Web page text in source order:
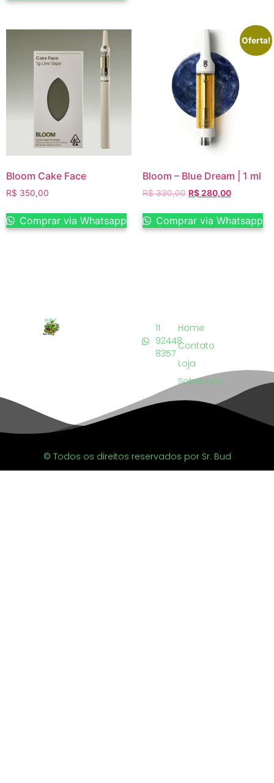
Bloom Cake Face
R$ 350,00
Comprar via Whatsapp
Oferta!
Bloom – Blue Dream | 1 ml
R$330,00 R$280,00
Comprar via Whatsapp
Home
Contato
Loja
Sobre nós
11
92448
8357
© Todos os direitos reservados por Sr. Bud